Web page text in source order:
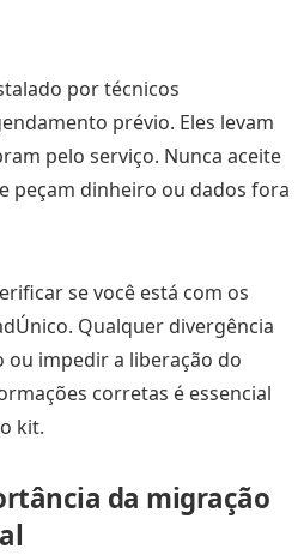
por técnicos
prévio. Eles levam
pelo serviço. Nunca aceite
peçam dinheiro ou dados fora
se você está com os
Qualquer divergência
ou impedir a liberação do
corretas é essencial
kit.
da migração